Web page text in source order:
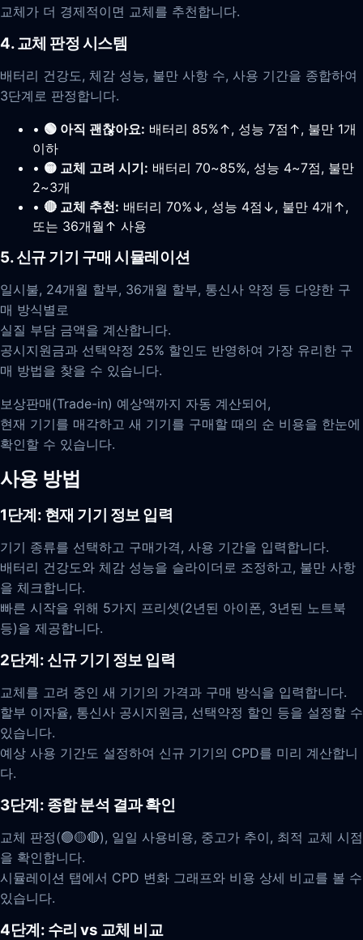
교체가 더 경제적이면 교체를 추천합니다.
4. 교체 판정 시스템
배터리 건강도, 체감 성능, 불만 사항 수, 사용 기간을 종합하여
3단계로 판정합니다.
• 🟢 아직 괜찮아요: 배터리 85%↑, 성능 7점↑, 불만 1개
이하
• 🟡 교체 고려 시기: 배터리 70~85%, 성능 4~7점, 불만
2~3개
• 🔴 교체 추천: 배터리 70%↓, 성능 4점↓, 불만 4개↑,
또는 36개월↑ 사용
5. 신규 기기 구매 시뮬레이션
일시불, 24개월 할부, 36개월 할부, 통신사 약정 등 다양한 구
매 방식별로
실질 부담 금액을 계산합니다.
공시지원금과 선택약정 25% 할인도 반영하여 가장 유리한 구
매 방법을 찾을 수 있습니다.
보상판매(Trade-in) 예상액까지 자동 계산되어,
현재 기기를 매각하고 새 기기를 구매할 때의 순 비용을 한눈에
확인할 수 있습니다.
사용 방법
1단계: 현재 기기 정보 입력
기기 종류를 선택하고 구매가격, 사용 기간을 입력합니다.
배터리 건강도와 체감 성능을 슬라이더로 조정하고, 불만 사항
을 체크합니다.
빠른 시작을 위해 5가지 프리셋(2년된 아이폰, 3년된 노트북
등)을 제공합니다.
2단계: 신규 기기 정보 입력
교체를 고려 중인 새 기기의 가격과 구매 방식을 입력합니다.
할부 이자율, 통신사 공시지원금, 선택약정 할인 등을 설정할 수
있습니다.
예상 사용 기간도 설정하여 신규 기기의 CPD를 미리 계산합니
다.
3단계: 종합 분석 결과 확인
교체 판정(🟢🟡🔴), 일일 사용비용, 중고가 추이, 최적 교체 시점
을 확인합니다.
시뮬레이션 탭에서 CPD 변화 그래프와 비용 상세 비교를 볼 수
있습니다.
4단계: 수리 vs 교체 비교